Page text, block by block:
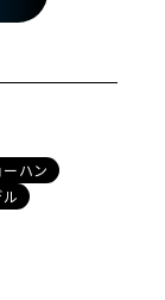
ーハン